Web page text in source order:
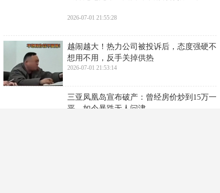
同时，让我们也思考一下，在当今社会，我们是否也
可以通过艺术去关注社会问题，去传递对人性的思考
和关怀。在这个充满娱乐消费的时代，我们是否还需
要有那些能引起思考和共鸣的作品？让我们一起讨论